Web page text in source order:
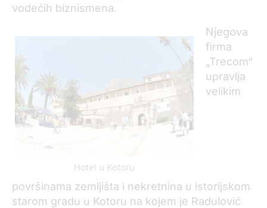
vodećih biznismena.
Hotel u Kotoru
Njegova
firma
„Trecom“
upravlja
velikim
površinama zemljišta i nekretnina u istorijskom
starom gradu u Kotoru na kojem je Radulović